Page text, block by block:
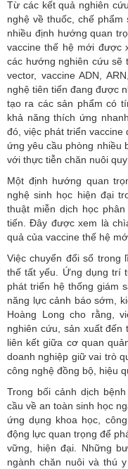
Từ các kết quả nghiên
nghệ về thuốc, chế
nhiều định hướng quan
vaccine thế hệ mới được
các hướng nghiên cứu sẽ
vector, vaccine ADN,
nghệ tiên tiến đang được
tạo ra các sản phẩm có
khả năng thích ứng
đó, việc phát triển
ứng yêu cầu phòng nhiều
với thực tiễn chăn nuôi quy
Một định hướng quan
nghệ sinh học hiện đại
thuật miễn dịch học
tiến. Đây được xem là
quả của vaccine thế hệ
Việc chuyển đổi số trong
thế tất yếu. Ứng dụng trí
phát triển hệ thống giám
năng lực cảnh báo sớm,
Hoàng Long cho rằng,
nghiên cứu, sản xuất đến
liên kết giữa cơ quan
doanh nghiệp giữ vai trò
công nghệ đồng bộ, hiệu
Trong bối cảnh dịch
cầu về an toàn sinh học
ứng dụng khoa học,
động lực quan trọng để
vững, hiện đại. Những
ngành chăn nuôi và thú